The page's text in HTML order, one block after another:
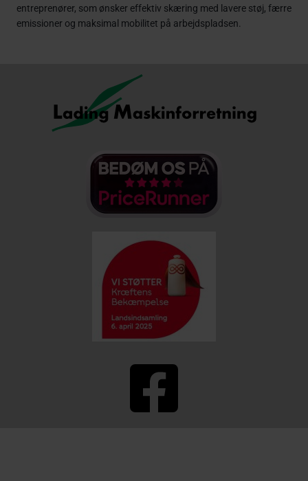
entreprenører, som ønsker effektiv skæring med lavere støj, færre
emissioner og maksimal mobilitet på arbejdspladsen.
F